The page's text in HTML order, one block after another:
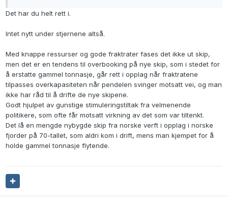
Det har du helt rett i.
Intet nytt under stjernene altså.
Med knappe ressurser og gode fraktrater fases det ikke ut skip,
men det er en tendens til overbooking på nye skip, som i stedet for
å erstatte gammel tonnasje, går rett i opplag når fraktratene
tilpasses overkapasiteten når pendelen svinger motsatt vei, og man
ikke har råd til å drifte de nye skipene.
Godt hjulpet av gunstige stimuleringstiltak fra velmenende
politikere, som ofte får motsatt virkning av det som var tiltenkt.
Det lå en mengde nybygde skip fra norske verft i opplag i norske
fjorder på 70-tallet, som aldri kom i drift, mens man kjempet for å
holde gammel tonnasje flytende.